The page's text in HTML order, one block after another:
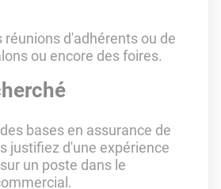
réunions d'adhérents ou de
ou encore des foires.
bases en assurance de
justifiez d'une expérience
un poste dans le